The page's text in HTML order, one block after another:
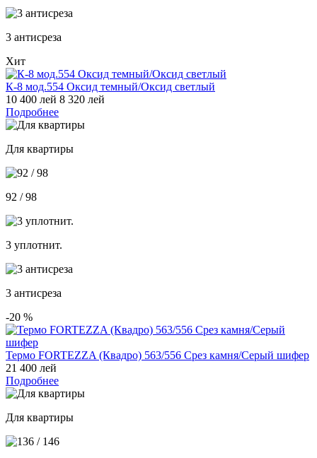
3 антисреза
Хит
К-8 мод.554 Оксид темный/Оксид светлый
10 400 лей 8 320 лей
Подробнее
Для квартиры
92 / 98
3 уплотнит.
3 антисреза
-20 %
Термо FORTEZZA (Квадро) 563/556 Срез камня/Серый шифер
21 400 лей
Подробнее
Для квартиры